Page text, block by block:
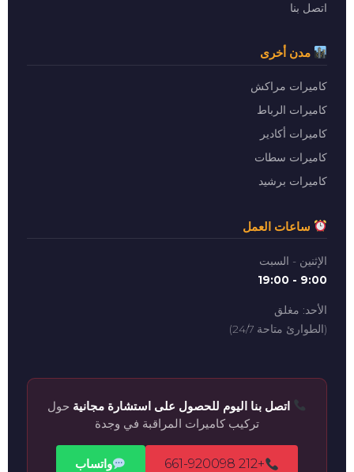
اتصل بنا
مدن أخرى
كاميرات مراكش
كاميرات الرباط
كاميرات أكادير
كاميرات سطات
كاميرات برشيد
ساعات العمل
الإثنين - السبت
9:00 - 19:00
الأحد: مغلق
(الطوارئ متاحة 24/7)
اتصل بنا اليوم للحصول على استشارة مجانية حول
تركيب كاميرات المراقبة في وجدة
+212 661-920098 واتساب